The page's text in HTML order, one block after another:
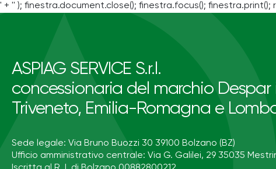
' + '' ); finestra.document.close(); finestra.focus(); finestra.print();
ASPIAG SERVICE S.r.l.
concessionaria del marchio Despar
Triveneto, Emilia-Romagna e
Sede legale: Via Bruno Buozzi 30 39100 Bolzano (BZ)
Ufficio amministrativo centrale: Via G. Galilei, 29 35035